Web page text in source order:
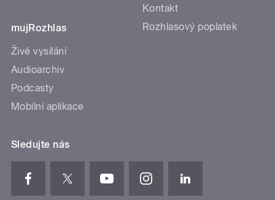
mujRozhlas
Živé vysílání
Audioarchiv
Podcasty
Mobilní aplikace
Kontakt
Rozhlasový poplatek
Sledujte nás